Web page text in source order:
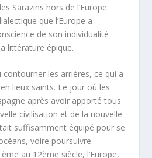
Sarazins hors de l’Europe.
que l’Europe a
de son individualité
littérature épique.
les arrières, ce qui a
lieux saints. Le jour où les
après avoir apporté tous
civilisation et de la nouvelle
suffisamment équipé pour se
voire poursuivre
au 12ème siècle, l’Europe,